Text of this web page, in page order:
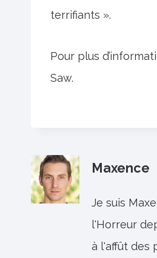
terrifiants ».
Pour plus
Saw.
Maxence
Je suis
l'Horreur
à l'affût des